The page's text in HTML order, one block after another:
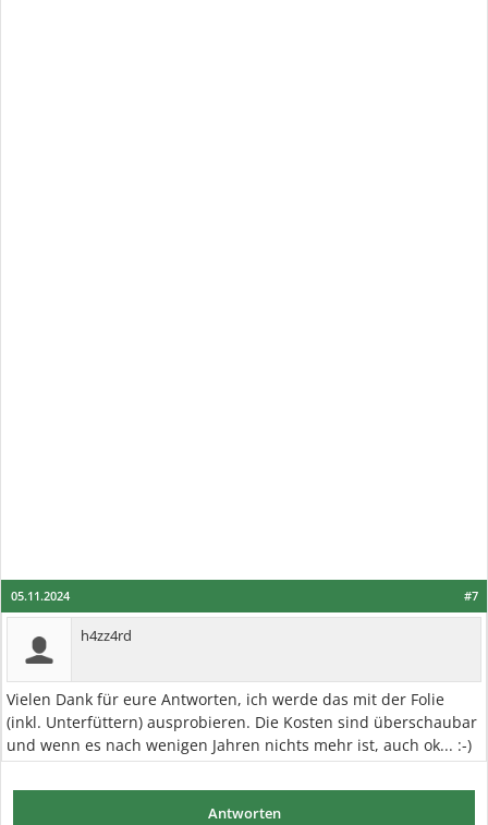
#7
05.11.2024
h4zz4rd
Vielen Dank für eure Antworten, ich werde das mit der Folie
(inkl. Unterfüttern) ausprobieren. Die Kosten sind überschaubar
und wenn es nach wenigen Jahren nichts mehr ist, auch ok... :-)
Antworten